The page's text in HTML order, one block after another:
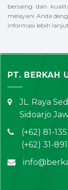
bersaing dan
melayani Anda
informasi lebih
PT. BERKAH
JL. Raya
Sidoarjo
(+62) 81-
(+62) 31-